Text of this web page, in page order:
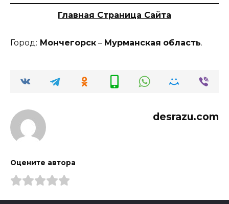
Главная Страница Сайта
Город: Мончегорск – Мурманская область.
desrazu.com
Оцените автора